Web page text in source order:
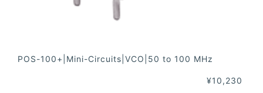
POS-100+|Mini-Circuits|VCO|50 to 100 MHz
¥10,230